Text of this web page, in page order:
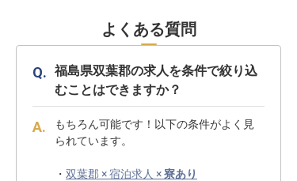
よくある質問
福島県双葉郡の求人を条件で絞り込
むことはできますか？
もちろん可能です！以下の条件がよく見
られています。
・ 双葉郡 × 宿泊求人 ×寮あり